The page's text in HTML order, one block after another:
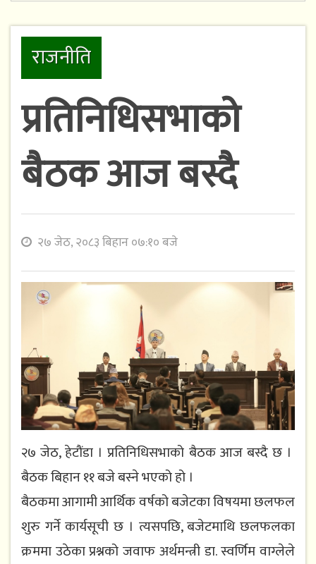
राजनीति
प्रतिनिधिसभाको
बैठक आज बस्दै
२७ जेठ, २०८३ बिहान ०७:१० बजे
२७ जेठ, हेटौंडा । प्रतिनिधिसभाको बैठक आज बस्दै छ ।
बैठक बिहान ११ बजे बस्ने भएको हो ।
बैठकमा आगामी आर्थिक वर्षको बजेटका विषयमा छलफल
शुरु गर्ने कार्यसूची छ । त्यसपछि, बजेटमाथि छलफलका
क्रममा उठेका प्रश्नको जवाफ अर्थमन्त्री डा. स्वर्णिम वाग्लेले